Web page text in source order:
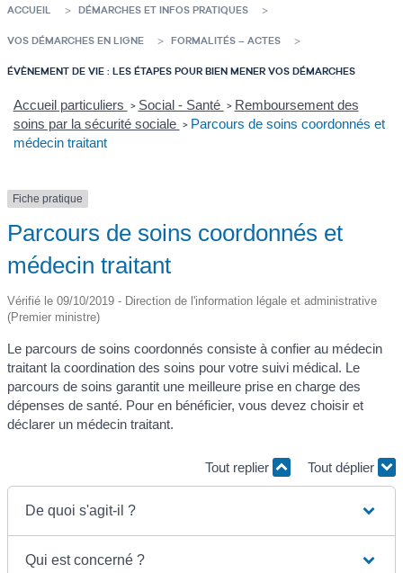
ACCUEIL DÉMARCHES ET INFOS PRATIQUES
VOS DÉMARCHES EN LIGNE FORMALITÉS – ACTES
ÉVÈNEMENT DE VIE : LES ÉTAPES POUR BIEN MENER VOS DÉMARCHES
Accueil particuliers > Social - Santé > Remboursement des
soins par la sécurité sociale > Parcours de soins coordonnés et
médecin traitant
Fiche pratique
Parcours de soins coordonnés et
médecin traitant
Vérifié le 09/10/2019 - Direction de l'information légale et administrative
(Premier ministre)
Le parcours de soins coordonnés consiste à confier au médecin
traitant la coordination des soins pour votre suivi médical. Le
parcours de soins garantit une meilleure prise en charge des
dépenses de santé. Pour en bénéficier, vous devez choisir et
déclarer un médecin traitant.
Tout replier Tout déplier
De quoi s'agit-il ?
Qui est concerné ?